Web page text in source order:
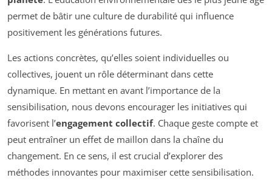
permet de bâtir une culture de durabilité qui influence
positivement les générations futures.
Les actions concrètes, qu’elles soient individuelles ou
collectives, jouent un rôle déterminant dans cette
dynamique. En mettant en avant l’importance de la
sensibilisation, nous devons encourager les initiatives qui
favorisent l’engagement collectif. Chaque geste compte et
peut entraîner un effet de maillon dans la chaîne du
changement. En ce sens, il est crucial d’explorer des
méthodes innovantes pour maximiser cette sensibilisation.